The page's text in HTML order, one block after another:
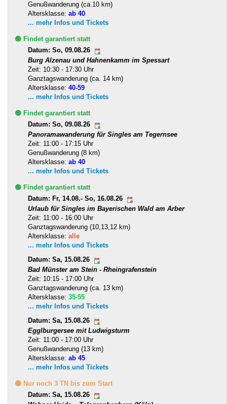
Genußwanderung (ca.10 km)
Altersklasse: ab 40
... mehr Infos und Tickets
🟢 Findet garantiert statt
Datum: So, 09.08.26
Burg Alzenau und Hahnenkamm im Spessart
Zeit: 10:30 - 17:30 Uhr
Ganztagswanderung (ca. 14 km)
Altersklasse: 40-59
... mehr Infos und Tickets
🟢 Findet garantiert statt
Datum: So, 09.08.26
Panoramawanderung für Singles am Tegernsee
Zeit: 11:00 - 17:15 Uhr
Genußwanderung (8 km)
Altersklasse: ab 40
... mehr Infos und Tickets
🟢 Findet garantiert statt
Datum: Fr, 14.08.- So, 16.08.26
Urlaub für Singles im Bayerischen Wald am Arber
Zeit: 11:00 - 16:00 Uhr
Ganztagswanderung (10,13,12 km)
Altersklasse: alle
... mehr Infos und Tickets
Datum: Sa, 15.08.26
Bad Münster am Stein - Rheingrafenstein
Zeit: 10:15 - 17:00 Uhr
Ganztagswanderung (ca. 13 km)
Altersklasse: 35-55
... mehr Infos und Tickets
Datum: Sa, 15.08.26
Egglburgersee mit Ludwigsturm
Zeit: 11:00 - 17:00 Uhr
Genußwanderung (13 km)
Altersklasse: ab 45
... mehr Infos und Tickets
🟡 Nur noch 3 TN bis zum Start
Datum: Sa, 15.08.26